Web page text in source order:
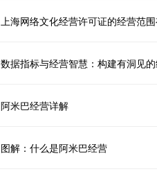
上海网络文化经营许可证的经营范
数据指标与经营智慧：构建有洞见
阿米巴经营详解
图解：什么是阿米巴经营